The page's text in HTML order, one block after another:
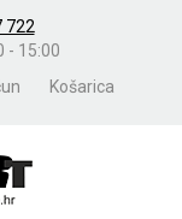
722
- 15:00
Košarica